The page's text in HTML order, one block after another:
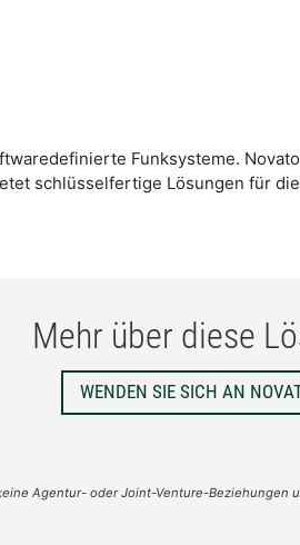
Funksysteme.
schlüsselfertige Lösungen für
Mehr über diese
WENDEN SIE SICH AN
Agentur- oder Joint-Venture-Beziehungen